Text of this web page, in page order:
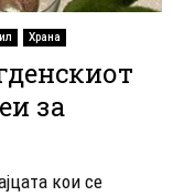
Храна
за
кои се